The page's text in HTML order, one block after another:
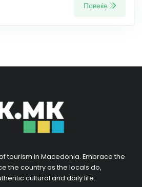
Повеќе
tourism in Macedonia. Embrace the
the country as the locals do,
cultural and daily life.